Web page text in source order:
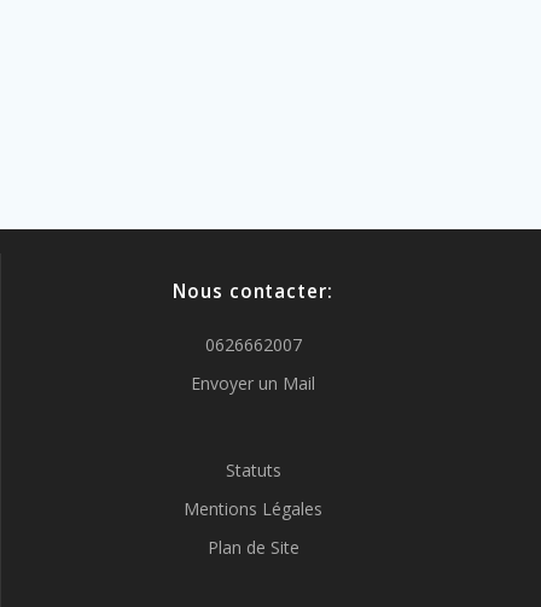
Nous contacter:
0626662007
Envoyer un Mail
Statuts
Mentions Légales
Plan de Site